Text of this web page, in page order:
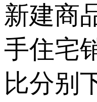
新建商
手住宅
比分别